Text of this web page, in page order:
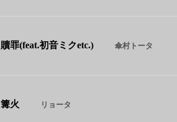
贖罪(feat.初音ミクetc.) 傘村トータ
篝火 リョータ